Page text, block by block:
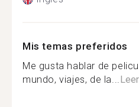
Mis temas preferidos
Me gusta hablar de
mundo, viajes, de la...